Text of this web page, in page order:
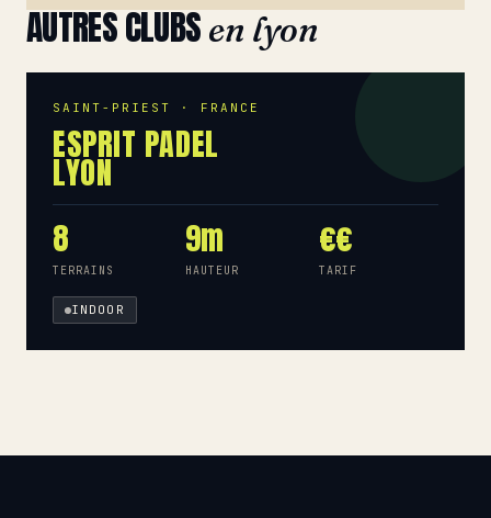
AUTRES CLUBSen lyon
SAINT-PRIEST · FRANCE
ESPRIT PADEL
LYON
8
TERRAINS
9m
HAUTEUR
€€
TARIF
INDOOR